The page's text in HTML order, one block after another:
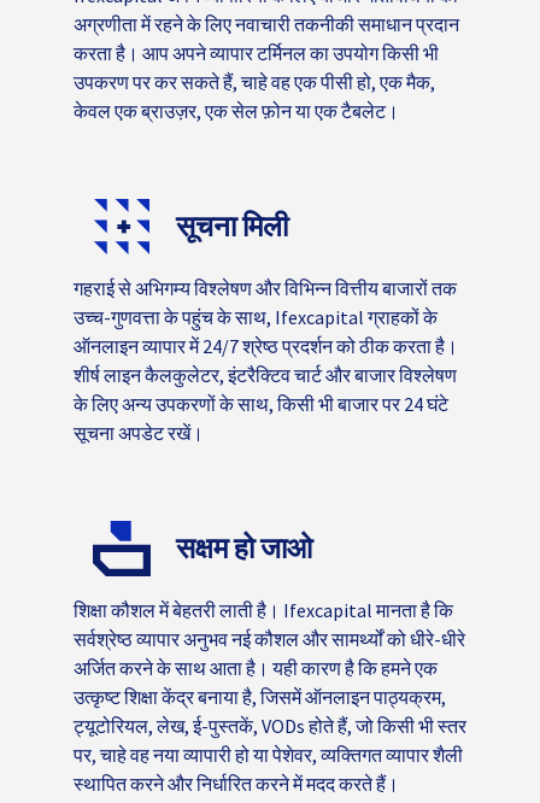
अग्रणीता में रहने के लिए नवाचारी तकनीकी समाधान प्रदान
करता है। आप अपने व्यापार टर्मिनल का उपयोग किसी भी
उपकरण पर कर सकते हैं, चाहे वह एक पीसी हो, एक मैक,
केवल एक ब्राउज़र, एक सेल फ़ोन या एक टैबलेट।
सूचना मिली
गहराई से अभिगम्य विश्लेषण और विभिन्न वित्तीय बाजारों तक
उच्च-गुणवत्ता के पहुंच के साथ, Ifexcapital ग्राहकों के
ऑनलाइन व्यापार में 24/7 श्रेष्ठ प्रदर्शन को ठीक करता है।
शीर्ष लाइन कैलकुलेटर, इंटरैक्टिव चार्ट और बाजार विश्लेषण
के लिए अन्य उपकरणों के साथ, किसी भी बाजार पर 24 घंटे
सूचना अपडेट रखें।
सक्षम हो जाओ
शिक्षा कौशल में बेहतरी लाती है। Ifexcapital मानता है कि
सर्वश्रेष्ठ व्यापार अनुभव नई कौशल और सामर्थ्यों को धीरे-धीरे
अर्जित करने के साथ आता है। यही कारण है कि हमने एक
उत्कृष्ट शिक्षा केंद्र बनाया है, जिसमें ऑनलाइन पाठ्यक्रम,
ट्यूटोरियल, लेख, ई-पुस्तकें, VODs होते हैं, जो किसी भी स्तर
पर, चाहे वह नया व्यापारी हो या पेशेवर, व्यक्तिगत व्यापार शैली
स्थापित करने और निर्धारित करने में मदद करते हैं।